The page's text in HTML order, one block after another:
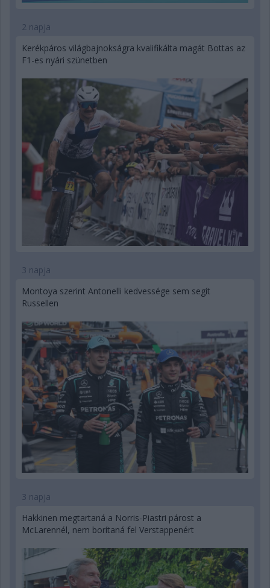
2 napja
Kerékpáros világbajnokságra kvalifikálta magát Bottas az
F1-es nyári szünetben
3 napja
Montoya szerint Antonelli kedvessége sem segít
Russellen
3 napja
Hakkinen megtartaná a Norris-Piastri párost a
McLarennél, nem borítaná fel Verstappenért